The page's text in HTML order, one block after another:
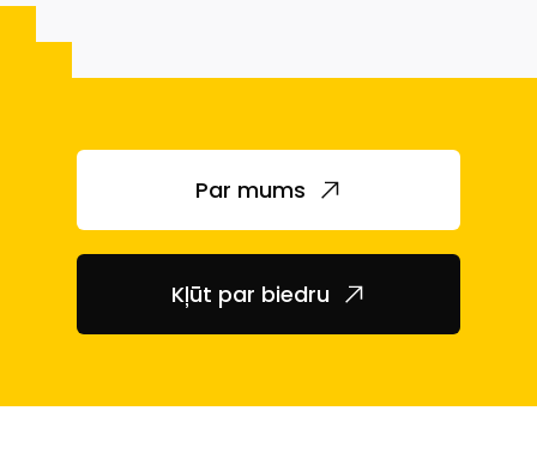
Par mums
Kļūt par biedru